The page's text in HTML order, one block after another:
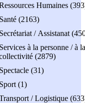
Humaines
Santé (2163)
Secrétariat / Assistanat
Services à la personne / à la
(2879)
Spectacle (31)
Sport (1)
/ Logistique